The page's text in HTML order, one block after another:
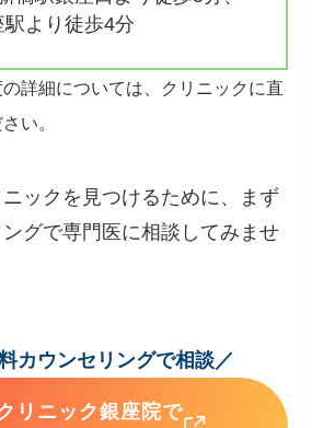
より徒歩4分
詳細については、クリニックに直
い。
ックを見つけるために、まず
グで専門医に相談してみませ
カウンセリングで相談／
リニック銀座院で